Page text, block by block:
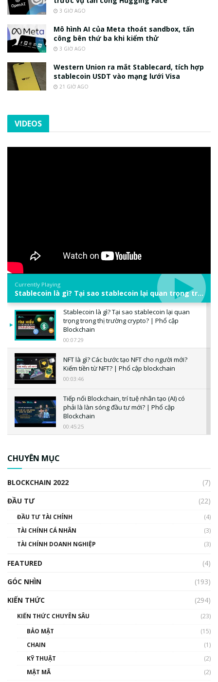
3 GIỜ AGO
Mô hình AI của Meta thoát sandbox, tấn
công bên thứ ba khi kiểm thử
3 GIỜ AGO
Western Union ra mắt Stablecard, tích hợp
stablecoin USDT vào mạng lưới Visa
21 GIỜ AGO
VIDEOS
Currently Playing
Stablecoin là gì? Tại sao stablecoin lại quan trọng trong thị trường crypto? | Phổ cập Blockchain
Stablecoin là gì? Tại sao stablecoin lại quan
trọng trong thị trường crypto? | Phổ cập
Blockchain
00:07:29
NFT là gì? Các bước tạo NFT cho người mới?
Kiếm tiền từ NFT? | Phổ cập blockchain
00:03:46
Tiếp nối Blockchain, trí tuệ nhân tạo (AI) có
phải là làn sóng đầu tư mới? | Phổ cập
Blockchain
00:45:25
00:02:14
Nhìn lại năm 2022: Những sự kiện ảnh hưởng
đến hệ sinh thái tiền mã hoá | Phổ cập
CHUYÊN MỤC
BLOCKCHAIN 2022
(7)
ĐẦU TƯ
(22)
ĐẦU TƯ TÀI CHÍNH
(4)
TÀI CHÍNH CÁ NHÂN
(3)
TÀI CHÍNH DOANH NGHIỆP
(3)
FEATURED
(4)
GÓC NHÌN
(193)
KIẾN THỨC
(294)
KIẾN THỨC CHUYÊN SÂU
(23)
BẢO MẬT
(15)
CHAIN
(1)
KỸ THUẬT
(2)
MẬT MÃ
(2)